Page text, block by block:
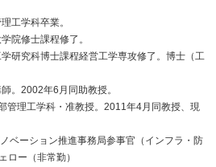
工学科卒業。
院修士課程修了。
研究科博士課程経営工学専攻修了。博士（工
。2002年6月同助教授。
管理工学科・准教授。2011年4月同教授、現
ベーション推進事務局参事官（インフラ・防
ロー（非常勤）